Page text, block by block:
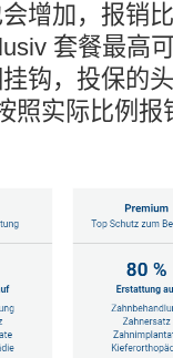
增加，报销
套餐最高
钩，投保的
照实际比例